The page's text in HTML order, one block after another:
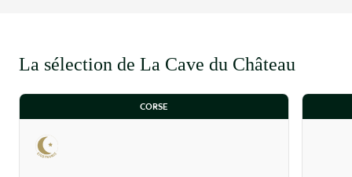
La sélection de La Cave du Château
CORSE